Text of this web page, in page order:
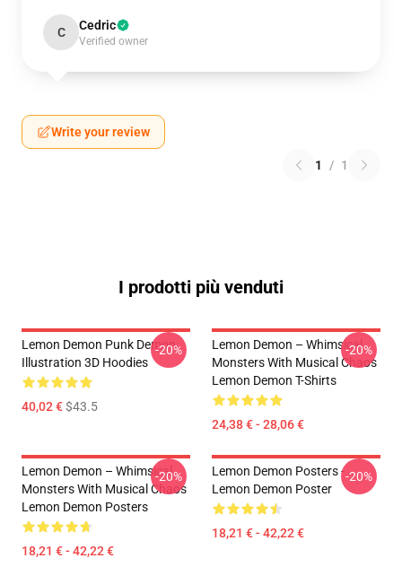
C Cedric
Verified owner
Write your review
1 / 1
I prodotti più venduti
Lemon Demon Punk Demon
Illustration 3D Hoodies
40,02 €$43.5
-20%
Lemon Demon – Whimsical
Monsters With Musical Chaos
Lemon Demon T-Shirts
24,38 € - 28,06 €
-20%
Lemon Demon – Whimsical
Monsters With Musical Chaos
Lemon Demon Posters
18,21 € - 42,22 €
-20%
Lemon Demon Posters -
Lemon Demon Poster
18,21 € - 42,22 €
-20%